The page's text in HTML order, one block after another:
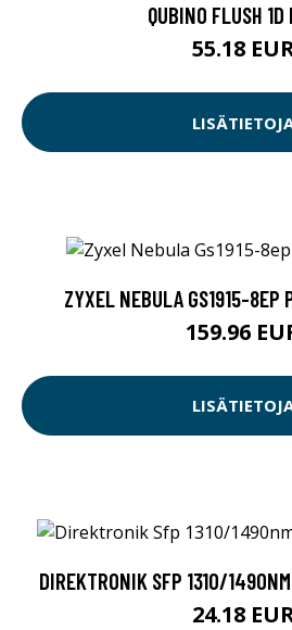
QUBINO FLUSH 1D
55.18
ZYXEL NEBULA GS1915-8EP
159.96
DIREKTRONIK SFP 1310/
24.18